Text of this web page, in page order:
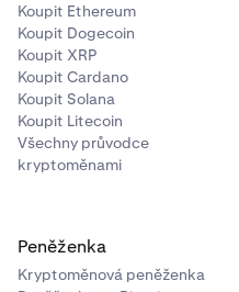
Koupit Ethereum
Koupit Dogecoin
Koupit XRP
Koupit Cardano
Koupit Solana
Koupit Litecoin
Všechny průvodce
kryptoměnami
Peněženka
Kryptoměnová peněženka